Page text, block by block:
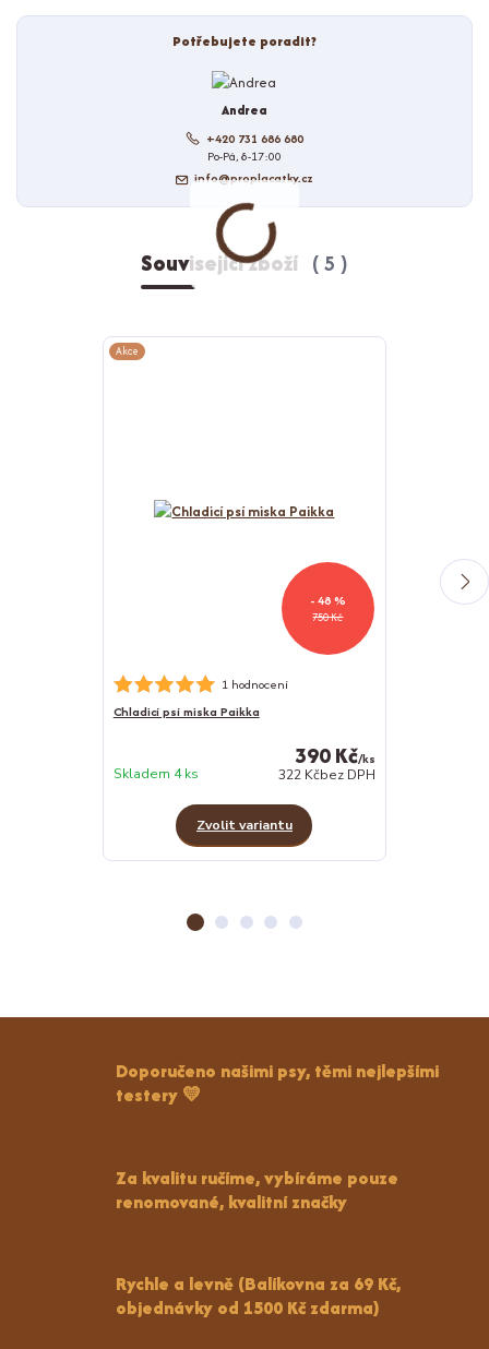
Potřebujete poradit?
Andrea
+420 731 686 680
Po-Pá, 8-17:00
info@proplacatky.cz
Související zboží 5
Akce
750 Kč
- 48 %
1 hodnocení
Chladicí psí miska Paikka
390 Kč/ks
322 Kčbez DPH
Skladem 4 ks
Zvolit variantu
Doporučeno našimi psy, těmi nejlepšími
testery 💛
Za kvalitu ručíme, vybíráme pouze
renomované, kvalitní značky
Rychle a levně (Balíkovna za 69 Kč,
objednávky od 1500 Kč zdarma)